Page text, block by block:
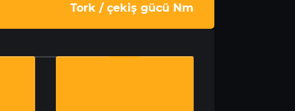
Tork / çekiş gücü Nm